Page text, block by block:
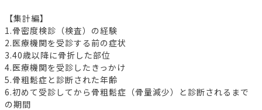
【集計編】
1.骨密度検診（検査）の経験
2.医療機関を受診する前の症状
3.40歳以降に骨折した部位
4.医療機関を受診したきっかけ
5.骨粗鬆症と診断された年齢
6.初めて受診してから骨粗鬆症（骨量減少）と診断されるまで
の期間